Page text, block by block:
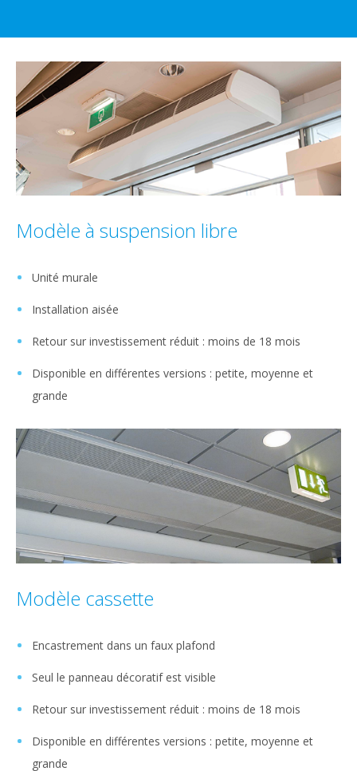
Modèle à suspension libre
Unité murale
Installation aisée
Retour sur investissement réduit : moins de 18 mois
Disponible en différentes versions : petite, moyenne et
grande
Modèle cassette
Encastrement dans un faux plafond
Seul le panneau décoratif est visible
Retour sur investissement réduit : moins de 18 mois
Disponible en différentes versions : petite, moyenne et
grande